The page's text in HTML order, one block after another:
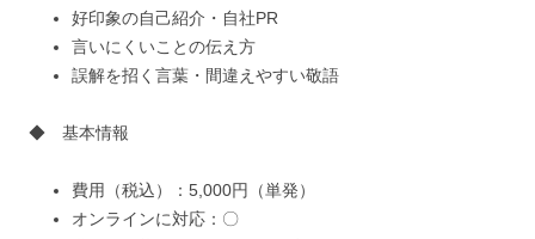
好印象の自己紹介・自社PR
言いにくいことの伝え方
誤解を招く言葉・間違えやすい敬語
◆ 基本情報
費用（税込）：5,000円（単発）
オンラインに対応：〇